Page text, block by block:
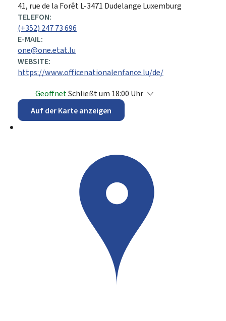
ADRESSE:
41, rue de la ForêtL-3471 Dudelange Luxemburg
TELEFON:
(+352) 247 73 696
E-MAIL:
one@one.etat.lu
WEBSITE:
https://www.officenationalenfance.lu/de/
GeöffnetSchließt um 18:00 Uhr
Auf der Karte anzeigen